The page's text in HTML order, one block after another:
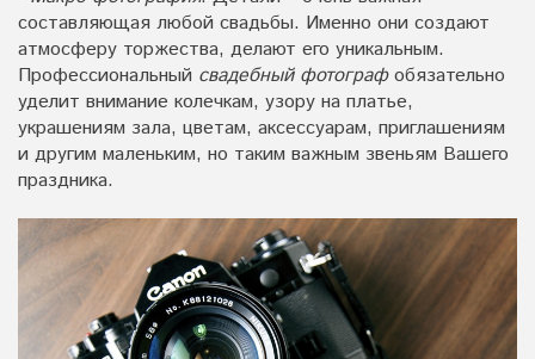
составляющая любой свадьбы. Именно они создают
атмосферу торжества, делают его уникальным.
Профессиональный свадебный фотографобязательно
уделит внимание колечкам, узору на платье,
украшениям зала, цветам, аксессуарам, приглашениям
и другим маленьким, но таким важным звеньям Вашего
праздника.